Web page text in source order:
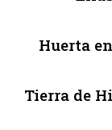
Huerta
Tierra de